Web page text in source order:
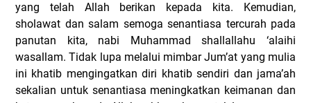
yang telah Allah berikan kepada kita. Kemudian,
sholawat dan salam semoga senantiasa tercurah pada
panutan kita, nabi Muhammad shallallahu ‘alaihi
wasallam. Tidak lupa melalui mimbar Jum’at yang mulia
ini khatib mengingatkan diri khatib sendiri dan jama’ah
sekalian untuk senantiasa meningkatkan keimanan dan